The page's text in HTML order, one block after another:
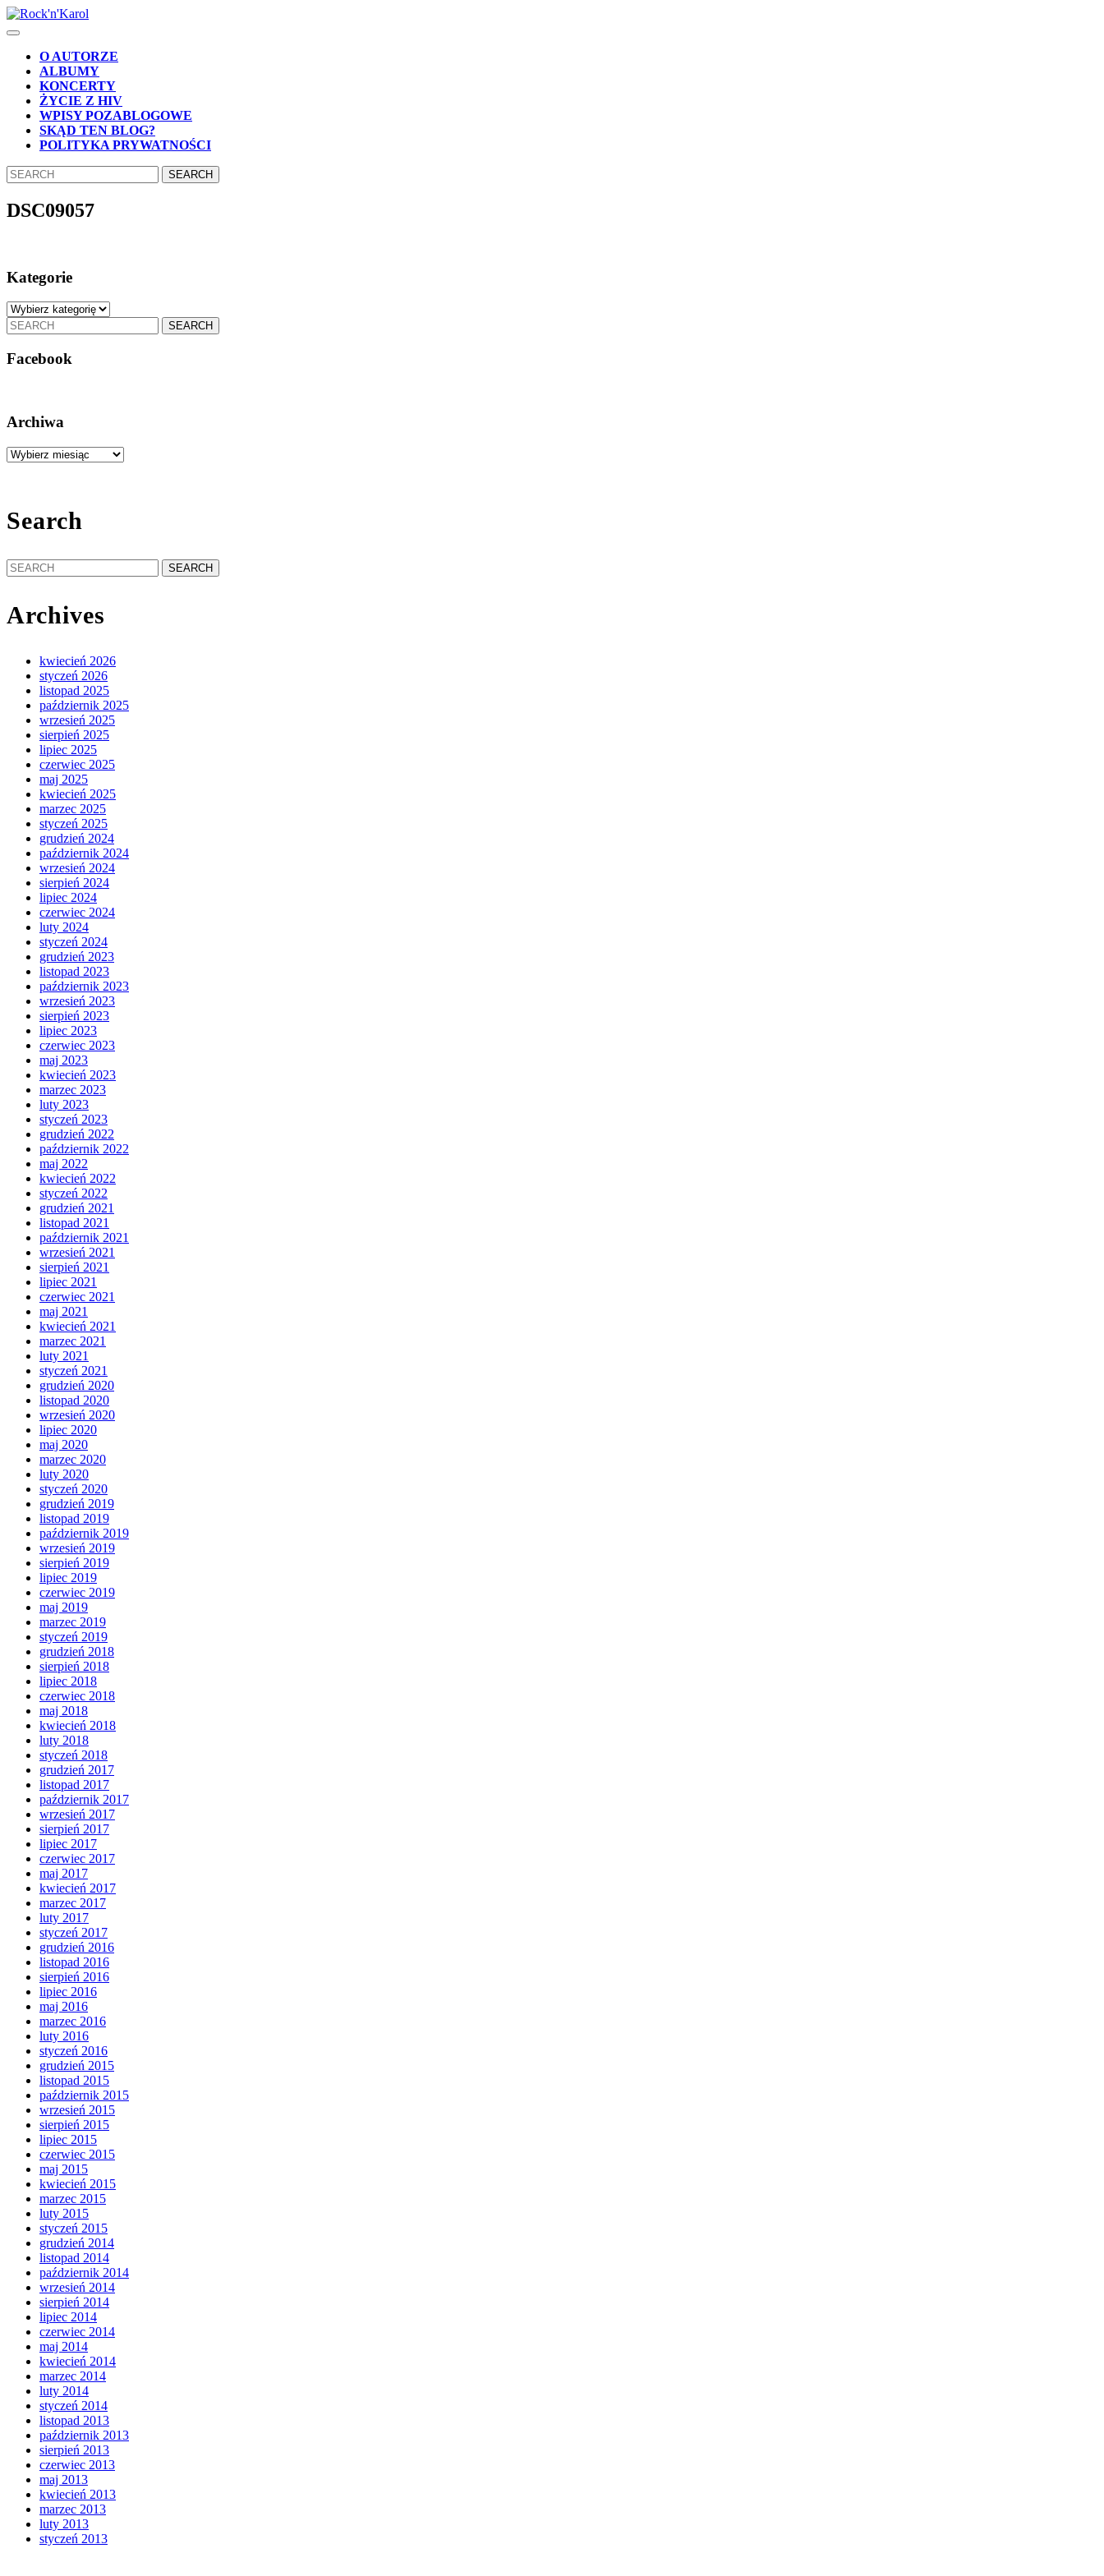
Skip
to
Skip
content
Open
ButtonO AUTORZE
ALBUMY
KONCERTY
ŻYCIE Z HIV
WPISY POZABLOGOWE
SKĄD TEN BLOG?
POLITYKA PRYWATNOŚCI
CLOSE
BUTTON
Search
for:
DSC09057
Kategorie
Kategorie
Search
for:
Facebook
Archiwa
Archiwa
Search
Search
for:
Archives
kwiecień 2026
styczeń 2026
listopad 2025
październik 2025
wrzesień 2025
sierpień 2025
lipiec 2025
czerwiec 2025
maj 2025
kwiecień 2025
marzec 2025
styczeń 2025
grudzień 2024
październik 2024
wrzesień 2024
sierpień 2024
lipiec 2024
czerwiec 2024
luty 2024
styczeń 2024
grudzień 2023
listopad 2023
październik 2023
wrzesień 2023
sierpień 2023
lipiec 2023
czerwiec 2023
maj 2023
kwiecień 2023
marzec 2023
luty 2023
styczeń 2023
grudzień 2022
październik 2022
maj 2022
kwiecień 2022
styczeń 2022
grudzień 2021
listopad 2021
październik 2021
wrzesień 2021
sierpień 2021
lipiec 2021
czerwiec 2021
maj 2021
kwiecień 2021
marzec 2021
luty 2021
styczeń 2021
grudzień 2020
listopad 2020
wrzesień 2020
lipiec 2020
maj 2020
marzec 2020
luty 2020
styczeń 2020
grudzień 2019
listopad 2019
październik 2019
wrzesień 2019
sierpień 2019
lipiec 2019
czerwiec 2019
maj 2019
marzec 2019
styczeń 2019
grudzień 2018
sierpień 2018
lipiec 2018
czerwiec 2018
maj 2018
kwiecień 2018
luty 2018
styczeń 2018
grudzień 2017
listopad 2017
październik 2017
wrzesień 2017
sierpień 2017
lipiec 2017
czerwiec 2017
maj 2017
kwiecień 2017
marzec 2017
luty 2017
styczeń 2017
grudzień 2016
listopad 2016
sierpień 2016
lipiec 2016
maj 2016
marzec 2016
luty 2016
styczeń 2016
grudzień 2015
listopad 2015
październik 2015
wrzesień 2015
sierpień 2015
lipiec 2015
czerwiec 2015
maj 2015
kwiecień 2015
marzec 2015
luty 2015
styczeń 2015
grudzień 2014
listopad 2014
październik 2014
wrzesień 2014
sierpień 2014
lipiec 2014
czerwiec 2014
maj 2014
kwiecień 2014
marzec 2014
luty 2014
styczeń 2014
listopad 2013
październik 2013
sierpień 2013
czerwiec 2013
maj 2013
kwiecień 2013
marzec 2013
luty 2013
styczeń 2013